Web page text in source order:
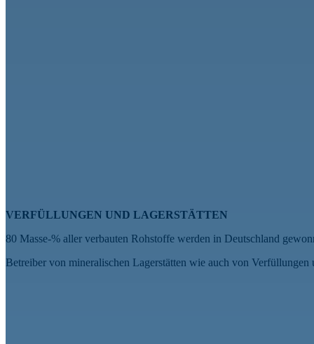
VER­FÜL­LUNGEN UND LAGER­STÄTTEN
80 Masse-% aller verbauten Rohstoffe werden in Deutschland
Betreiber von mineralischen Lagerstätten wie auch von